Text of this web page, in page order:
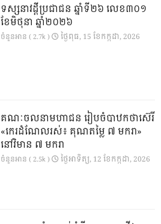
ទស្សនាវដ្ដីប្រជាជន ឆ្នាំទី២៦ លេខ៣០១
ខែមិថុនា ឆ្នាំ២០២៦
ចំនួនអាន ( 2.7k ) ថ្ងៃ​ពុធ, 15 ខែ​កក្កដា, 2026
គណៈចលនាមហាជន រៀបចំបាឋកថាស៊េរី
«កេរដំណែលរស់៖ គុណតម្លៃ ៧ មករា»
នៅវិមាន ៧ មករា
ចំនួនអាន ( 2.5k ) ថ្ងៃ​អាទិត្យ, 12 ខែ​កក្កដា, 2026